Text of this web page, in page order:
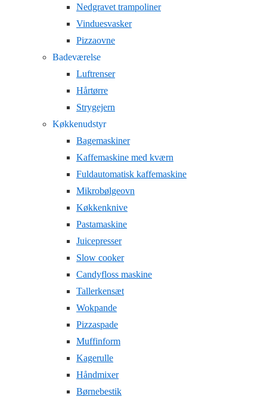
Nedgravet trampoliner
Vinduesvasker
Pizzaovne
Badeværelse
Luftrenser
Hårtørre
Strygejern
Køkkenudstyr
Bagemaskiner
Kaffemaskine med kværn
Fuldautomatisk kaffemaskine
Mikrobølgeovn
Køkkenknive
Pastamaskine
Juicepresser
Slow cooker
Candyfloss maskine
Tallerkensæt
Wokpande
Pizzaspade
Muffinform
Kagerulle
Håndmixer
Børnebestik